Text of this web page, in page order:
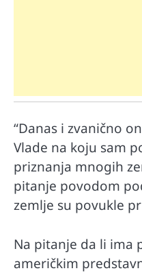
“Danas i zvanično
Vlade na koju sam
priznanja mnogih
pitanje povodom
zemlje su povukle
Na pitanje da li ima
američkim